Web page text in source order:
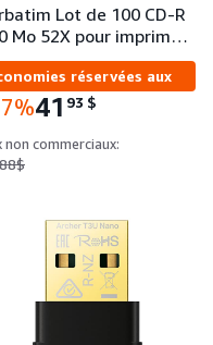
Lot de 100 CD-R
Mo 52X pour imprim…
réservées aux
41 93 $
non commerciaux: